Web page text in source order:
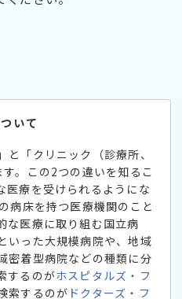
いて
「クリニック（診療所、
。この2つの違いを知るこ
医療を受けられるようにな
病床を持つ医療機関のこと
な医療に取り組む国立病
いった大規模病院や、地域
密着型病院などの種類に分
するのがホスピタルズ・フ
索するのが ドクターズ・フ